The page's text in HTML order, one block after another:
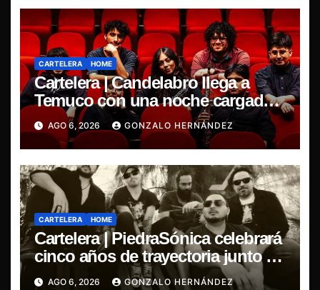
CARTELERA HOME
Cartelera | Candelabro llega a
Temuco con una noche cargada
de indie
AGO 6, 2026 GONZALO HERNÁNDEZ
CARTELERA HOME
Cartelera | PiedraSónica celebrará
cinco años de trayectoria junto a
The Ganjas en el Bar de René
AGO 6, 2026 GONZALO HERNÁNDEZ